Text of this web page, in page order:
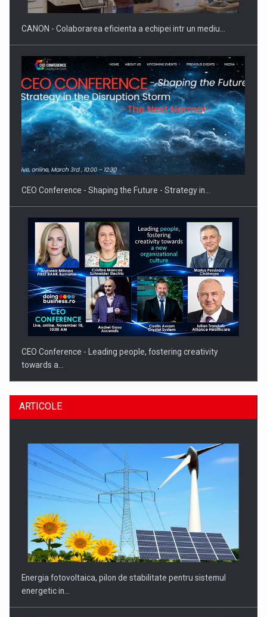
Hard Enduro Piatra Craiului 2026, fueled by benzinariile RO…
CANON - Colaborarea eficienta a echipei intr un mediu…
CEO Conference - Shaping the Future - Strategy in…
CEO Conference - Leading people, fostering creativity
towards a…
CEO Conference - Shaping The Future - Technology and…
ARTICOLE
Energia fotovoltaica, pilon de stabilitate pentru sistemul
energetic in…